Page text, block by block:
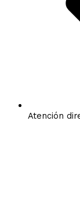
Atención